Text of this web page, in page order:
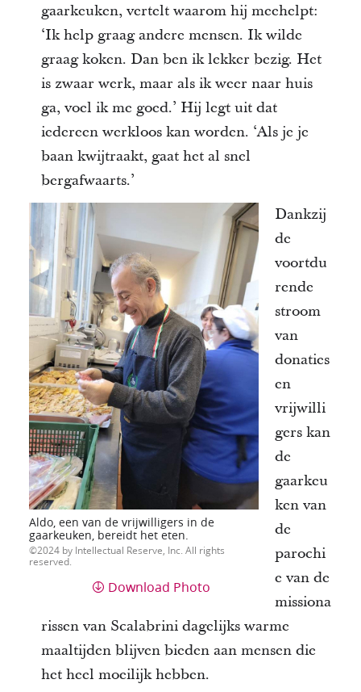
gaarkeuken, vertelt waarom hij meehelpt:
‘Ik help graag andere mensen. Ik wilde
graag koken. Dan ben ik lekker bezig. Het
is zwaar werk, maar als ik weer naar huis
ga, voel ik me goed.’ Hij legt uit dat
iedereen werkloos kan worden. ‘Als je je
baan kwijtraakt, gaat het al snel
bergafwaarts.’
Aldo, een van de vrijwilligers in de
gaarkeuken, bereidt het eten.
2024 by Intellectual Reserve, Inc. All rights
reserved.
Download Photo
Dankzij
de
voortdu
rende
stroom
van
donaties
en
vrijwilli
gers kan
de
gaarkeu
ken van
de
parochi
e van de
missiona
rissen van Scalabrini dagelijks warme
maaltijden blijven bieden aan mensen die
het heel moeilijk hebben.